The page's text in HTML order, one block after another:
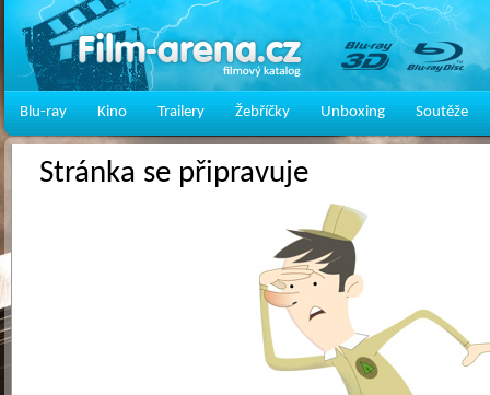
Blu-ray Kino Trailery Žebříčky Unboxing Soutěže
Stránka se připravuje